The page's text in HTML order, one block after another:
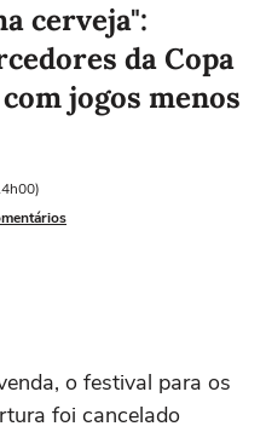
cerveja":
da Copa
jogos menos
o festival para os
foi cancelado